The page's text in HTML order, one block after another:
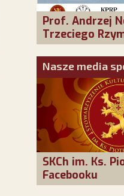
Prof. Andrzej
Trzeciego
Miru - oferta
Rosji
Nasze media
SKCh im. Ks.
Facebooku